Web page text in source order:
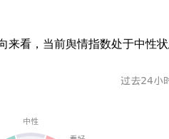
来看，当前舆情指数处于中性